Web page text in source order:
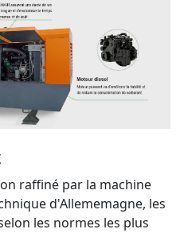
raffiné par la machine
d'Allememagne, les
les normes les plus